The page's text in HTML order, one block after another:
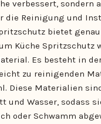
verbessert, sondern
die Reinigung und
bietet
Küche Spritzschutz
Es besteht in
zu reinigenden
Diese Materialien
und Wasser, sodass
oder Schwamm